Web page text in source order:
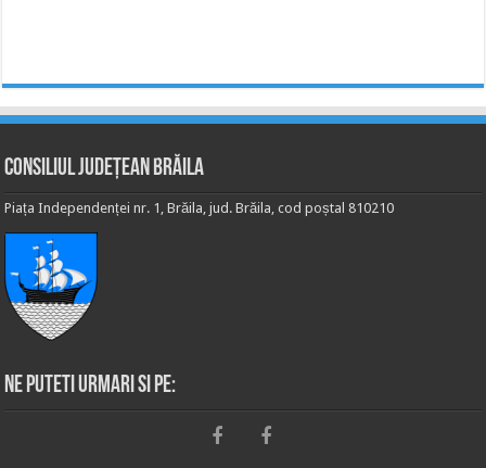
Consiliul Județean Brăila
Piața Independenței nr. 1, Brăila, jud. Brăila, cod poștal 810210
Ne puteti urmari si pe: